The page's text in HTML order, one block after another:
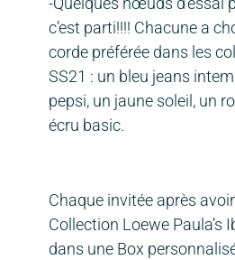
c’est parti!!!! Chacune a
corde préférée dans les
SS21 : un bleu jeans
pepsi, un jaune soleil, un
écru basic.
Chaque invitée après
Collection Loewe Paula’s
dans une Box